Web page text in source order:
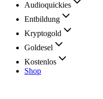
Audioquickies
Entbildung
Kryptogold
Goldesel
Kostenlos
Shop